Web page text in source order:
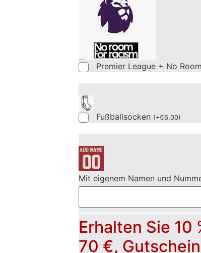
Premier League + No
Fußballsocken (+€6.00)
Mit eigenem Namen und
Erhalten Sie 10
70 €,